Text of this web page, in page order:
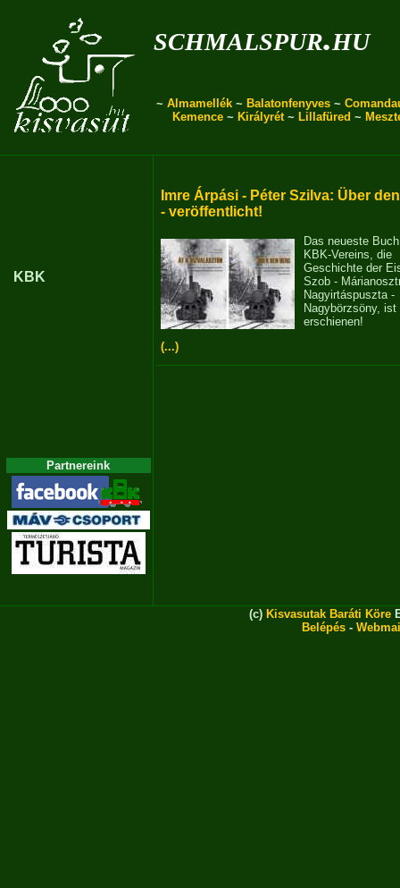
schmalspur.hu
~ Almamellék ~ Balatonfenyves ~
Kemence ~ Királyrét~ Lillafüred ~
KBK
Partnereink
Imre Árpási - Péter Szilva: Über
- veröffentlicht!
Das neueste
KBK-Vereins, die
Geschichte der
Szob -
Nagyirtáspuszta -
Nagybörzsöny, ist
erschienen!
(...)
(c) Kisvasutak Baráti Köre
Belépés -